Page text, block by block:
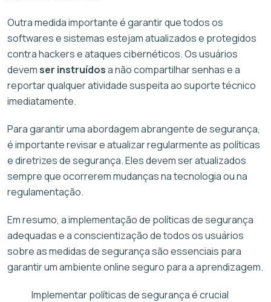
Outra medida importante é garantir que todos os
softwares e sistemas estejam atualizados e protegidos
contra hackers e ataques cibernéticos. Os usuários
devemser instruídosa não compartilhar senhas e a
reportar qualquer atividade suspeita ao suporte técnico
imediatamente.
Para garantir uma abordagem abrangente de segurança,
é importante revisar e atualizar regularmente as políticas
e diretrizes de segurança. Eles devem ser atualizados
sempre que ocorrerem mudanças na tecnologia ou na
regulamentação.
Em resumo, a implementação de políticas de segurança
adequadas e a conscientização de todos os usuários
sobre as medidas de segurança são essenciais para
garantir um ambiente online seguro para a aprendizagem.
Implementar políticas de segurança é crucial